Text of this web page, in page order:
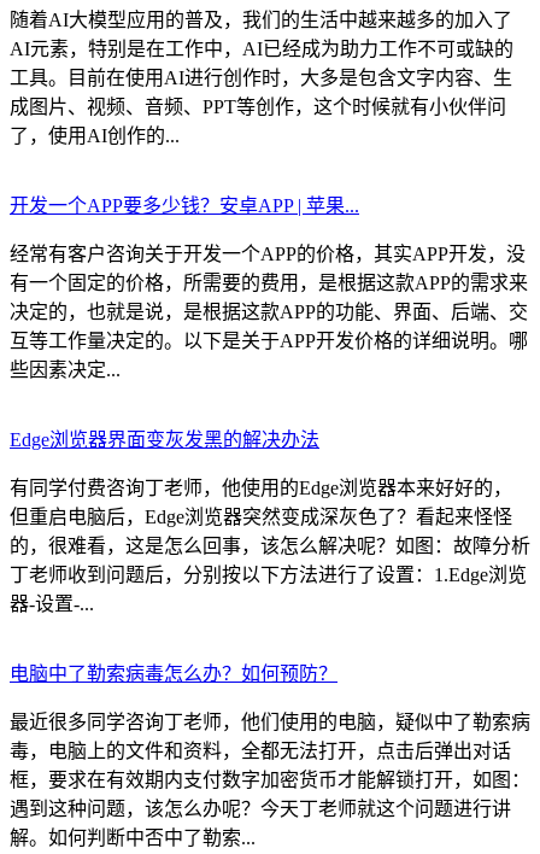
随着AI大模型应用的普及，我们的生活中越来越多的加入了
AI元素，特别是在工作中，AI已经成为助力工作不可或缺的
工具。目前在使用AI进行创作时，大多是包含文字内容、生
成图片、视频、音频、PPT等创作，这个时候就有小伙伴问
了，使用AI创作的...
开发一个APP要多少钱？安卓APP | 苹果...
经常有客户咨询关于开发一个APP的价格，其实APP开发，没
有一个固定的价格，所需要的费用，是根据这款APP的需求来
决定的，也就是说，是根据这款APP的功能、界面、后端、交
互等工作量决定的。以下是关于APP开发价格的详细说明。哪
些因素决定...
Edge浏览器界面变灰发黑的解决办法
有同学付费咨询丁老师，他使用的Edge浏览器本来好好的，
但重启电脑后，Edge浏览器突然变成深灰色了？看起来怪怪
的，很难看，这是怎么回事，该怎么解决呢？如图：故障分析
丁老师收到问题后，分别按以下方法进行了设置：1.Edge浏览
器-设置-...
电脑中了勒索病毒怎么办？如何预防？
最近很多同学咨询丁老师，他们使用的电脑，疑似中了勒索病
毒，电脑上的文件和资料，全都无法打开，点击后弹出对话
框，要求在有效期内支付数字加密货币才能解锁打开，如图：
遇到这种问题，该怎么办呢？今天丁老师就这个问题进行讲
解。如何判断中否中了勒索...